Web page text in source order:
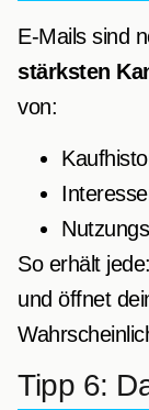
E-Mails sind
stärksten
von:
So erhält
und öffnet
Tipp 6: